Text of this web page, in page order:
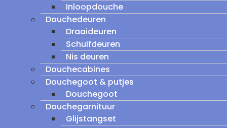
Inloopdouche
Douchedeuren
Draaideuren
Schuifdeuren
Nis deuren
Douchecabines
Douchegoot & putjes
Douchegoot
Douchegarnituur
Glijstangset